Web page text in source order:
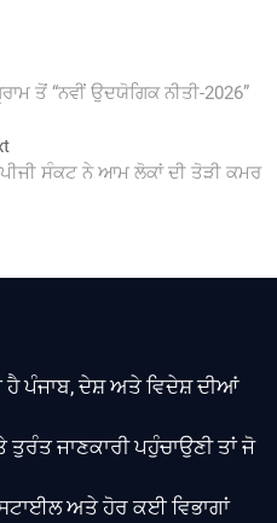
ਤੋਂ “ਨਵੀਂ ਉਦਯੋਗਿਕ ਨੀਤੀ-2026”
Next
post:ਸੰਕਟ ਨੇ ਆਮ ਲੋਕਾਂ ਦੀ ਤੋੜੀ ਕਮਰ
ਹੈ ਪੰਜਾਬ, ਦੇਸ਼ ਅਤੇ ਵਿਦੇਸ਼ ਦੀਆਂ
ਜਾਣਕਾਰੀ ਪਹੁੰਚਾਉਣੀ ਤਾਂ ਜੋ
ਅਤੇ ਹੋਰ ਕਈ ਵਿਭਾਗਾਂ